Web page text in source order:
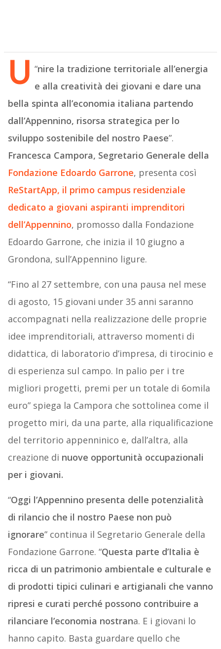
“
U
nire la tradizione territoriale all’energia
e alla creatività dei giovani e dare una
bella spinta all’economia italiana partendo
dall’Appennino, risorsa strategica per lo
sviluppo sostenibile del nostro Paese”.
Francesca Campora, Segretario Generale della
Fondazione Edoardo Garrone, presenta così
ReStartApp, il primo campus residenziale
dedicato a giovani aspiranti imprenditori
dell’Appennino, promosso dalla Fondazione
Edoardo Garrone, che inizia il 10 giugno a
Grondona, sull’Appennino ligure.
“Fino al 27 settembre, con una pausa nel mese
di agosto, 15 giovani under 35 anni saranno
accompagnati nella realizzazione delle proprie
idee imprenditoriali, attraverso momenti di
didattica, di laboratorio d’impresa, di tirocinio e
di esperienza sul campo. In palio per i tre
migliori progetti, premi per un totale di 6omila
euro” spiega la Campora che sottolinea come il
progetto miri, da una parte, alla riqualificazione
del territorio appenninico e, dall’altra, alla
creazione di nuove opportunità occupazionali
per i giovani.
“Oggi l’Appennino presenta delle potenzialità
di rilancio che il nostro Paese non può
ignorare” continua il Segretario Generale della
Fondazione Garrone. “Questa parte d’Italia è
ricca di un patrimonio ambientale e culturale e
di prodotti tipici culinari e artigianali che vanno
ripresi e curati perché possono contribuire a
rilanciare l’economia nostrana. E i giovani lo
hanno capito. Basta guardare quello che